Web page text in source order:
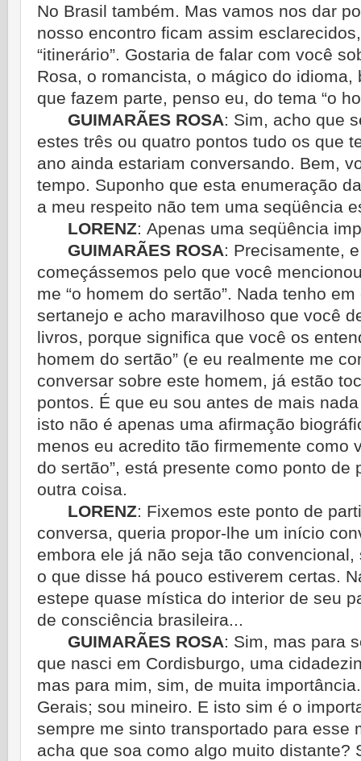
No Brasil também. Mas vamos nos dar
nosso encontro ficam assim
“itinerário”. Gostaria de falar com você
Rosa, o romancista, o mágico do
que fazem parte, penso eu, do tema “o
GUIMARÃES ROSA: Sim, acho que
estes três ou quatro pontos tudo os que
ano ainda estariam conversando. Bem,
tempo. Suponho que esta enumeração
a meu respeito não tem uma seqüência
LORENZ: Apenas uma seqüência
GUIMARÃES ROSA: Precisamente,
começássemos pelo que você
me “o homem do sertão”. Nada tenho
sertanejo e acho maravilhoso que você
livros, porque significa que você os
homem do sertão” (e eu realmente me
conversar sobre este homem, já estão
pontos. É que eu sou antes de mais
isto não é apenas uma afirmação
menos eu acredito tão firmemente como
do sertão”, está presente como ponto
outra coisa.
LORENZ: Fixemos este ponto de
conversa, queria propor-lhe um início
embora ele já não seja tão
o que disse há pouco estiverem certas.
estepe quase mística do interior de seu
de consciência brasileira...
GUIMARÃES ROSA: Sim, mas para
que nasci em Cordisburgo, uma
mas para mim, sim, de muita
Gerais; sou mineiro. E isto sim é o
sempre me sinto transportado para esse
acha que soa como algo muito distante?